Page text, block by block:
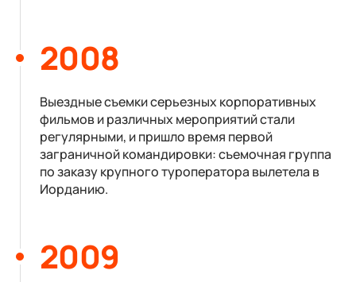
2008
Выездные съемки серьезных корпоративных
фильмов и различных мероприятий стали
регулярными, и пришло время первой
заграничной командировки: съемочная группа
по заказу крупного туроператора вылетела в
Иорданию.
2009